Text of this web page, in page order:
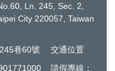
Ln. 245, Sec. 2,
City 220057, Taiwan
245巷60號 交通位置
請假專線：